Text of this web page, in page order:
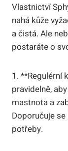
Vlastnictví
nahá kůže
a čistá. Ale
postaráte o
1. **Regulérní
pravidelně,
mastnota a
Doporučuje
potřeby.